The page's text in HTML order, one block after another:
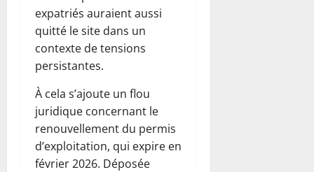
expatriés auraient aussi
quitté le site dans un
contexte de tensions
persistantes.
À cela s’ajoute un flou
juridique concernant le
renouvellement du permis
d’exploitation, qui expire en
février 2026. Déposée